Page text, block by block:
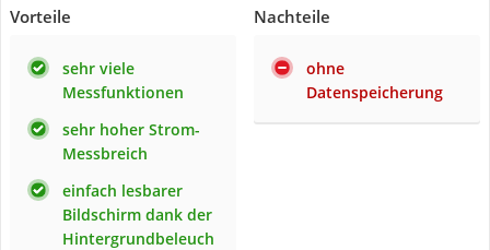
Vorteile
sehr viele
Messfunktionen
sehr hoher Strom-
Messbreich
einfach lesbarer
Bildschirm dank der
Hintergrundbeleuch
Nachteile
ohne
Datenspeicherung